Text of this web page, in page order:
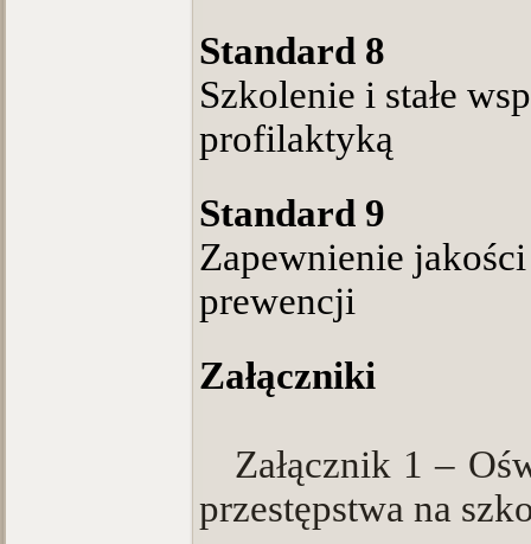
Standard 8
Szkolenie i stałe
profilaktyką
Standard 9
Zapewnienie
prewencji
Załączniki
Załącznik 1 –
przestępstwa na